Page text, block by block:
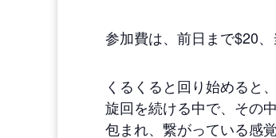
参加費は、前日まで$20、
くるくると回り始めると
旋回を続ける中で、その
包まれ、繋がっている感